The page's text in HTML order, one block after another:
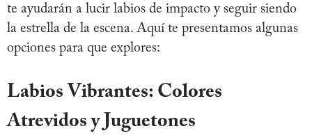
te ayudarán a lucir labios de impacto y seguir siendo
la estrella de la escena. Aquí te presentamos algunas
opciones para que explores:
Labios Vibrantes: Colores
Atrevidos y Juguetones